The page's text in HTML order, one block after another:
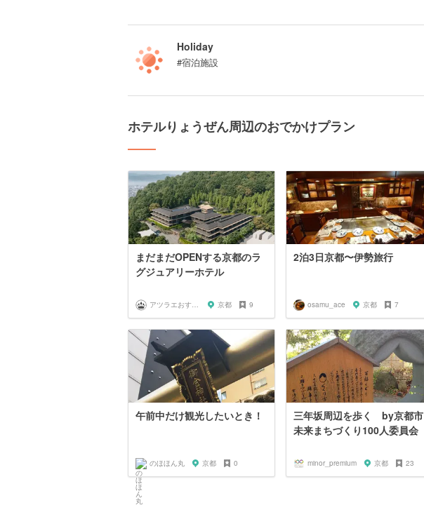
Holiday
#宿泊施設
ホテルりょうぜん周辺のおでかけプラン
まだまだOPENする京都のラ
グジュアリーホテル
アツラエおすすめ旅プラン！ 京都 9
2泊3日京都〜伊勢旅行
osamu_ace 京都 7
午前中だけ観光したいとき！
のほほん丸 京都 0
三年坂周辺を歩く by京都市
未来まちづくり100人委員会
minor_premium 京都 23